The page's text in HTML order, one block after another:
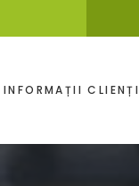
INFORMAȚII CLIENȚI